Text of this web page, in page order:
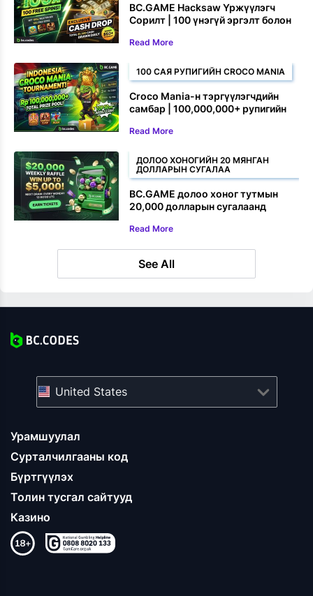
BC.GAME Hacksaw Үржүүлэгч
Сорилт | 100 үнэгүй эргэлт болон
Read More
100 САЯ РУПИГИЙН CROCO MANIA
Croco Mania-н тэргүүлэгчдийн
самбар | 100,000,000+ рупигийн
Read More
ДОЛОО ХОНОГИЙН 20 МЯНГАН
ДОЛЛАРЫН СУГАЛАА
BC.GAME долоо хоног тутмын
20,000 долларын сугалаанд
Read More
See All
Урамшуулал
Сурталчилгааны код
Бүртгүүлэх
Толин тусгал сайтууд
Казино
United States